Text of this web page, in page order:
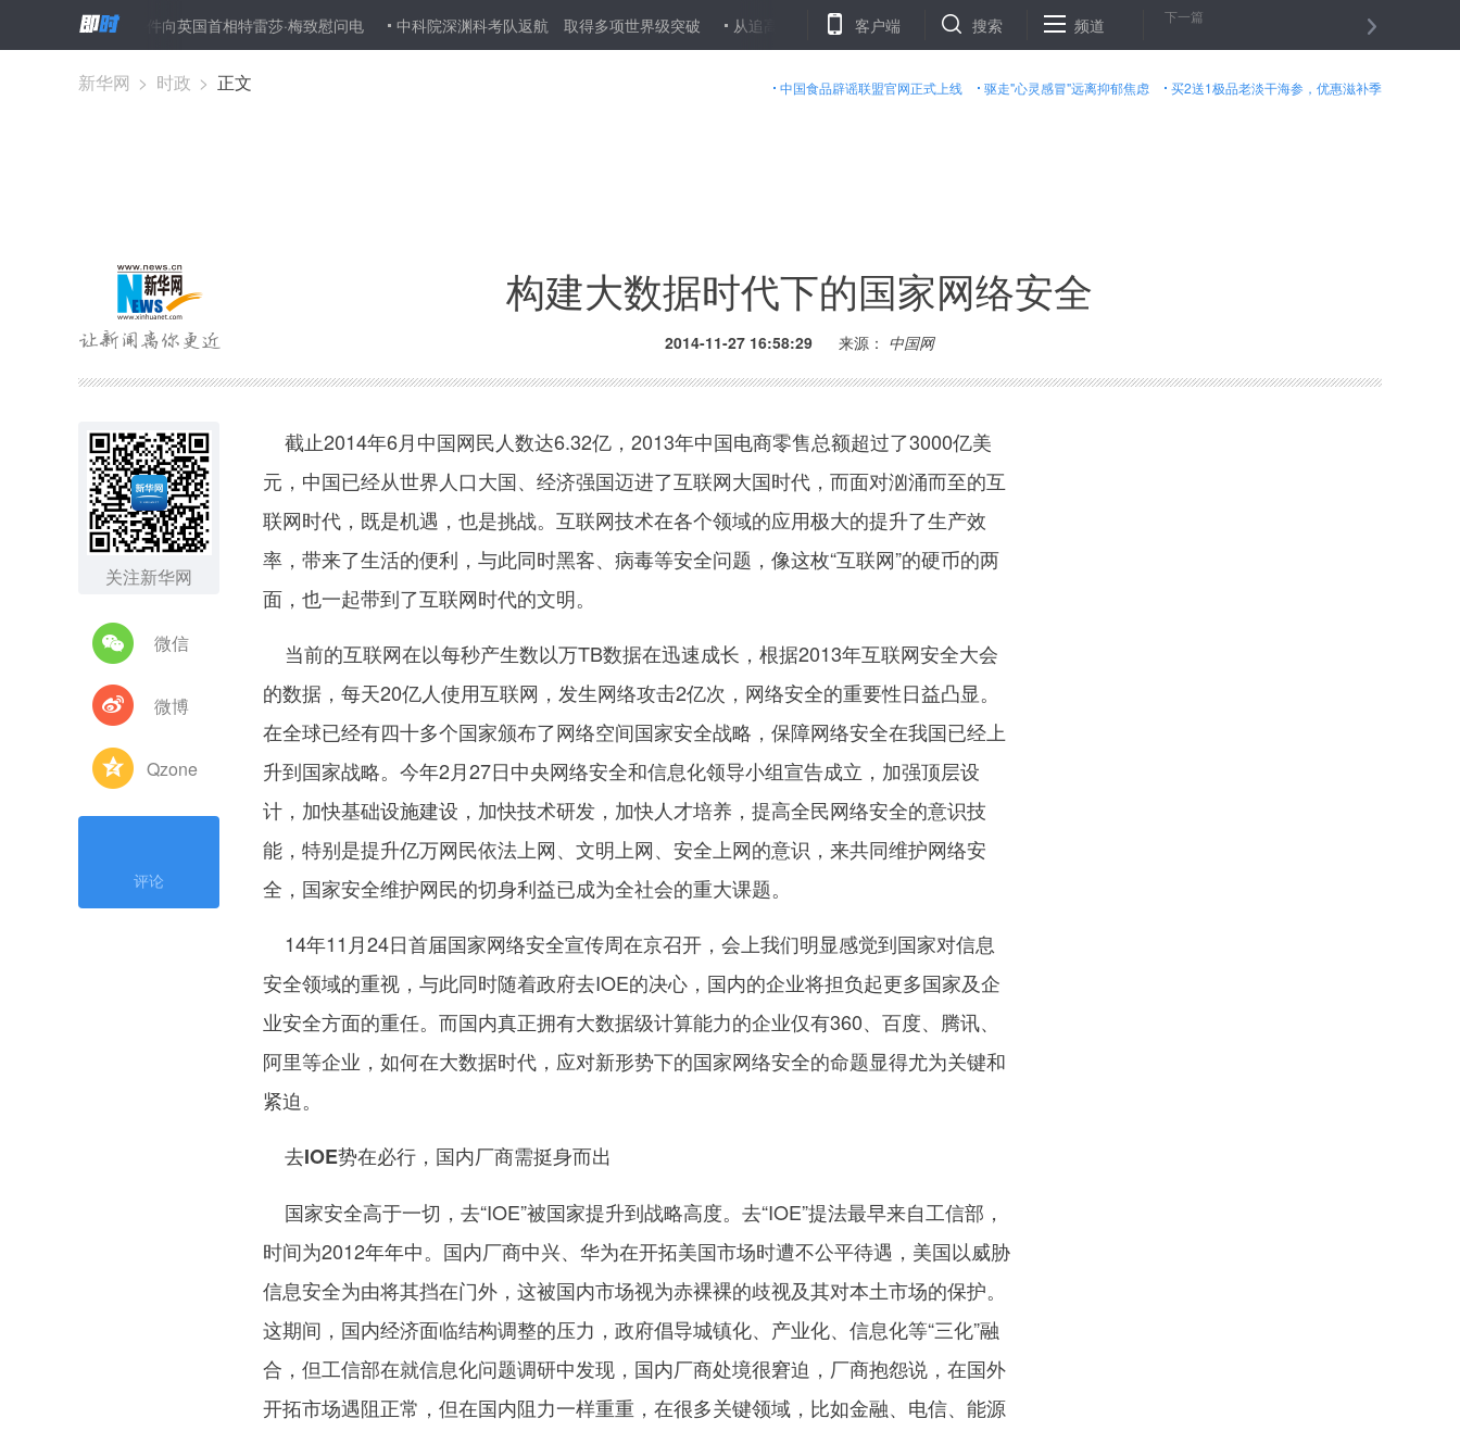
怖袭击事件向英国首相特雷莎·梅致慰问电 中科院深渊科考队返航 取得多项世界级突破 从追高产到求优质——春耕大忙背后的粮田“变身”记 阿富汗北部一安全检查站遭袭９名警察身亡 河北警方回
客户端 搜索 频道 下一篇
中国食品辟谣联盟官网正式上线 驱走"心灵感冒"远离抑郁焦虑 买2送1极品老淡干海参，优惠滋补季
新华网 > 时政 > 正文
构建大数据时代下的国家网络安全
2014-11-27 16:58:29 来源： 中国网
关注新华网
微信
微博
Qzone
评论
截止2014年6月中国网民人数达6.32亿，2013年中国电商零售总额超过了3000亿美
元，中国已经从世界人口大国、经济强国迈进了互联网大国时代，而面对汹涌而至的互
联网时代，既是机遇，也是挑战。互联网技术在各个领域的应用极大的提升了生产效
率，带来了生活的便利，与此同时黑客、病毒等安全问题，像这枚“互联网”的硬币的两
面，也一起带到了互联网时代的文明。
当前的互联网在以每秒产生数以万TB数据在迅速成长，根据2013年互联网安全大会
的数据，每天20亿人使用互联网，发生网络攻击2亿次，网络安全的重要性日益凸显。
在全球已经有四十多个国家颁布了网络空间国家安全战略，保障网络安全在我国已经上
升到国家战略。今年2月27日中央网络安全和信息化领导小组宣告成立，加强顶层设
计，加快基础设施建设，加快技术研发，加快人才培养，提高全民网络安全的意识技
能，特别是提升亿万网民依法上网、文明上网、安全上网的意识，来共同维护网络安
全，国家安全维护网民的切身利益已成为全社会的重大课题。
14年11月24日首届国家网络安全宣传周在京召开，会上我们明显感觉到国家对信息
安全领域的重视，与此同时随着政府去IOE的决心，国内的企业将担负起更多国家及企
业安全方面的重任。而国内真正拥有大数据级计算能力的企业仅有360、百度、腾讯、
阿里等企业，如何在大数据时代，应对新形势下的国家网络安全的命题显得尤为关键和
紧迫。
去IOE势在必行，国内厂商需挺身而出
国家安全高于一切，去“IOE”被国家提升到战略高度。去“IOE”提法最早来自工信部，
时间为2012年年中。国内厂商中兴、华为在开拓美国市场时遭不公平待遇，美国以威胁
信息安全为由将其挡在门外，这被国内市场视为赤裸裸的歧视及其对本土市场的保护。
这期间，国内经济面临结构调整的压力，政府倡导城镇化、产业化、信息化等“三化”融
合，但工信部在就信息化问题调研中发现，国内厂商处境很窘迫，厂商抱怨说，在国外
开拓市场遇阻正常，但在国内阻力一样重重，在很多关键领域，比如金融、电信、能源